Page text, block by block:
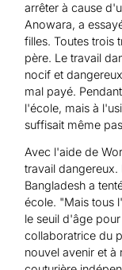
arrêter à cause
Anowara, a
filles. Toutes trois
père. Le travail
nocif et
mal payé.
l'école, mais à
suffisait même
Avec l'aide de
travail
Bangladesh a
école. "Mais tous
le seuil d'âge
collaboratrice du
nouvel avenir et à